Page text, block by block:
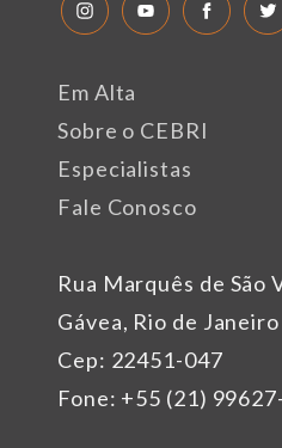
Rua Marquês de São
Gávea, Rio de Janeiro
Cep: 22451-047
Fone: +55 (21)
Em Alta
Sobre o CEBRI
Especialistas
Fale Conosco